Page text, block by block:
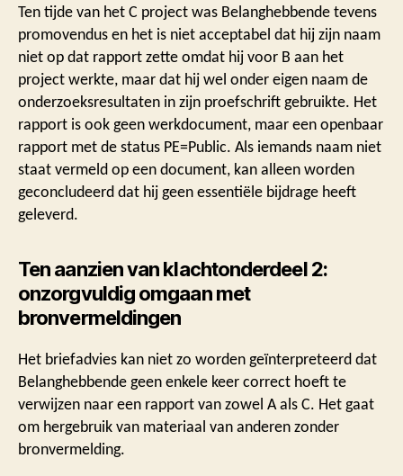
Ten tijde van het C project was Belanghebbende tevens
promovendus en het is niet acceptabel dat hij zijn naam
niet op dat rapport zette omdat hij voor B aan het
project werkte, maar dat hij wel onder eigen naam de
onderzoeksresultaten in zijn proefschrift gebruikte. Het
rapport is ook geen werkdocument, maar een openbaar
rapport met de status PE=Public. Als iemands naam niet
staat vermeld op een document, kan alleen worden
geconcludeerd dat hij geen essentiële bijdrage heeft
geleverd.
Ten aanzien van klachtonderdeel 2:
onzorgvuldig omgaan met
bronvermeldingen
Het briefadvies kan niet zo worden geïnterpreteerd dat
Belanghebbende geen enkele keer correct hoeft te
verwijzen naar een rapport van zowel A als C. Het gaat
om hergebruik van materiaal van anderen zonder
bronvermelding.